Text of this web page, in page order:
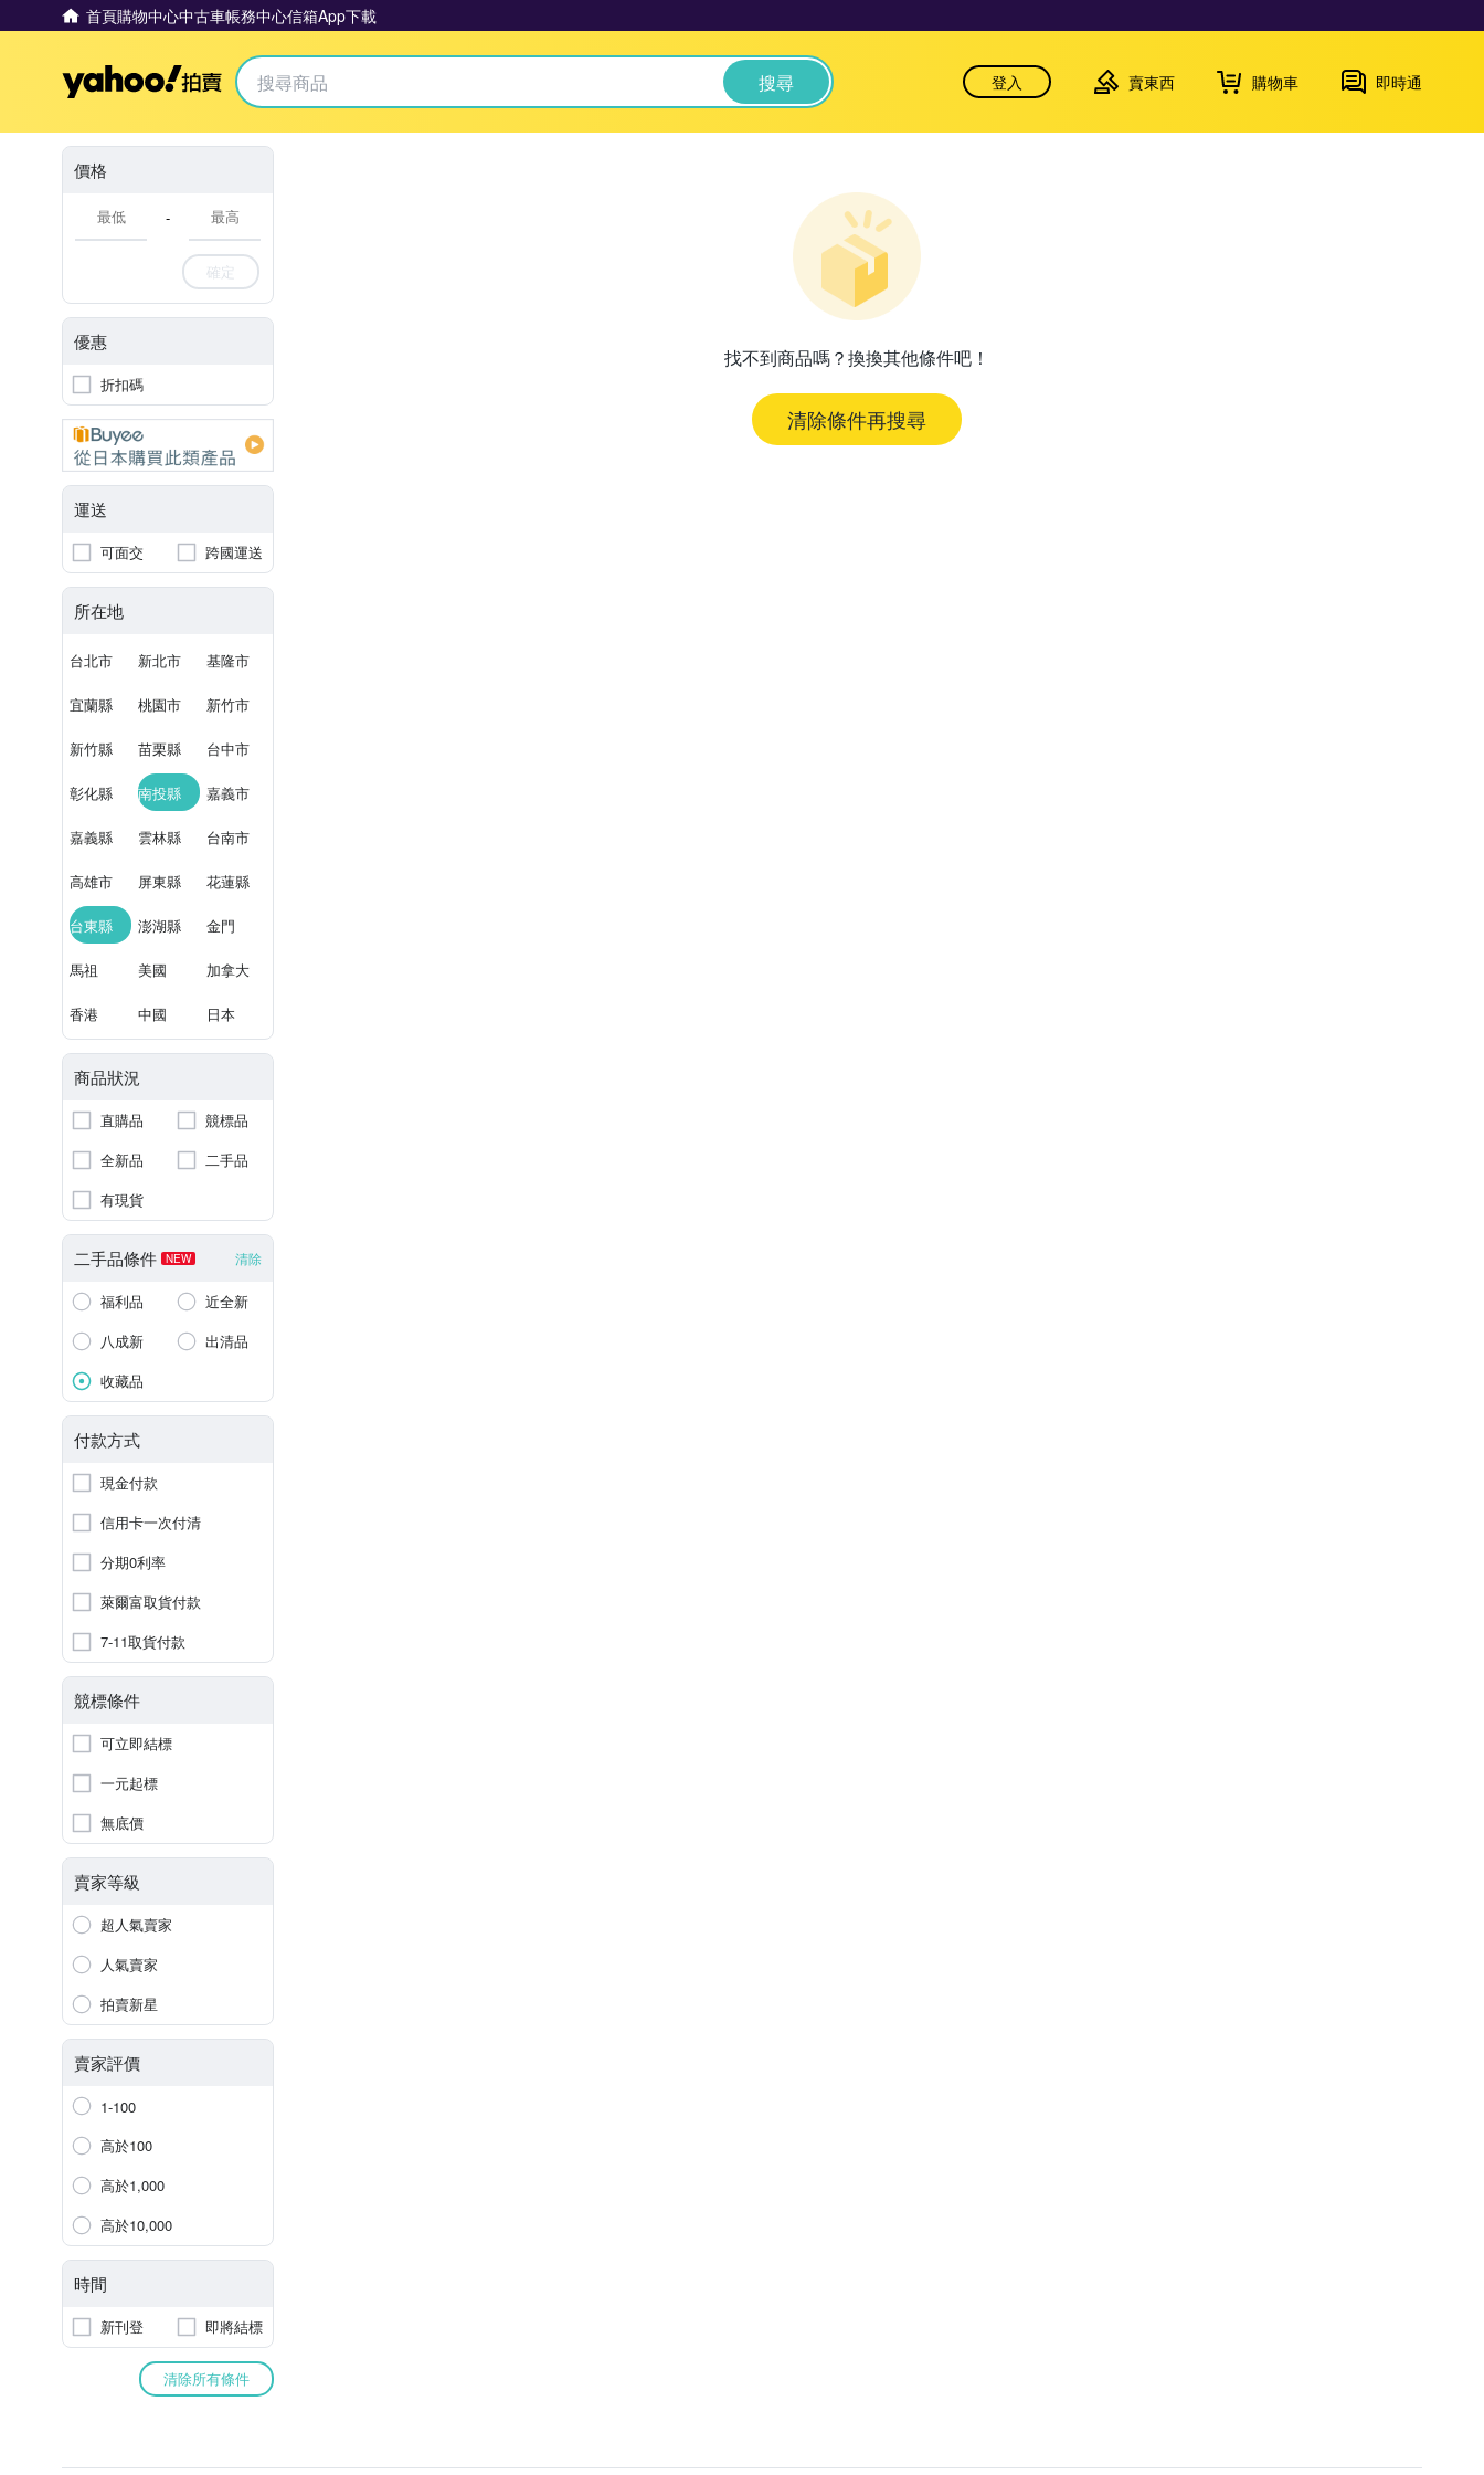
首頁購物中心中古車帳務中心信箱App下載
Yahoo拍賣 搜尋 登入 賣東西 購物車 即時通
價格
-
確定
優惠
折扣碼
運送
可面交 跨國運送
所在地
台北市 新北市 基隆市
宜蘭縣 桃園市 新竹市
新竹縣 苗栗縣 台中市
彰化縣 南投縣 嘉義市
嘉義縣 雲林縣 台南市
高雄市 屏東縣 花蓮縣
台東縣 澎湖縣 金門
馬祖 美國 加拿大
香港 中國 日本
商品狀況
直購品
競標品
全新品
二手品
有現貨
二手品條件 NEW 清除
福利品
近全新
八成新
出清品
收藏品
付款方式
現金付款
信用卡一次付清
分期0利率
萊爾富取貨付款
7-11取貨付款
競標條件
可立即結標
一元起標
無底價
賣家等級
超人氣賣家
人氣賣家
拍賣新星
賣家評價
1-100
高於100
高於1,000
高於10,000
時間
新刊登 即將結標
清除所有條件
找不到商品嗎？換換其他條件吧！
清除條件再搜尋